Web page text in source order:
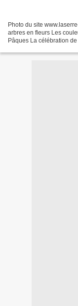
Photo du site
arbres en fleurs Les
Pâques La célébration